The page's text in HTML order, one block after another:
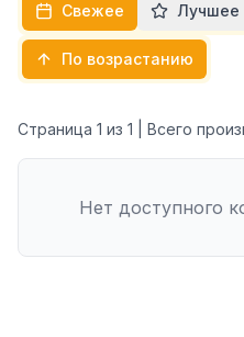
Свежее Лучшее
По возрастанию
Страница 1 из 1 | Всего
Нет доступного